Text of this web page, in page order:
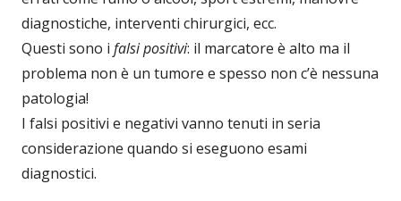
diagnostiche, interventi chirurgici, ecc.
Questi sono i falsi positivi: il marcatore è alto ma il
problema non è un tumore e spesso non c’è nessuna
patologia!
I falsi positivi e negativi vanno tenuti in seria
considerazione quando si eseguono esami
diagnostici.